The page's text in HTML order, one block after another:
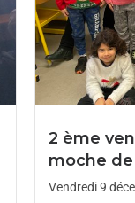
2 ème
moche de
Vendredi 9